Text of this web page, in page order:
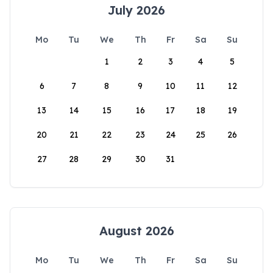
July 2026
Mo Tu We Th Fr Sa
Su
1
2 3 4 5
6 7 8 9 10 11 12
13 14 15 16 17 18 19
20 21 22 23 24 25 26
27 28 29 30 31
August 2026
Mo Tu We Th Fr Sa Su